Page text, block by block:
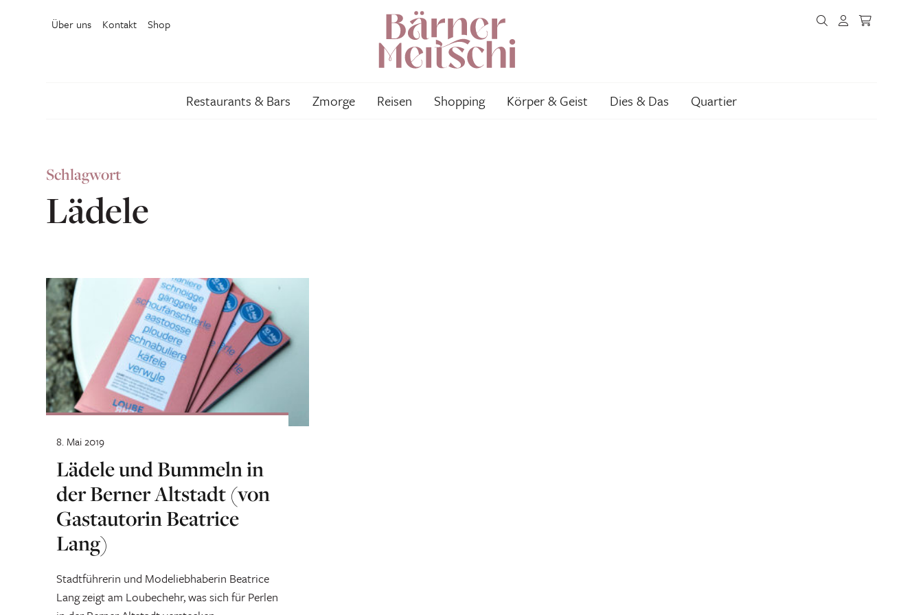
Über uns Kontakt Shop
Restaurants & Bars Zmorge Reisen Shopping Körper & Geist Dies & Das Quartier
Schlagwort
Lädele
Lädele und Bummeln in
der Berner Altstadt (von
Gastautorin Beatrice
Lang)
Stadtführerin und Modeliebhaberin Beatrice
Lang zeigt am Loubechehr, was sich für Perlen
8. Mai 2019